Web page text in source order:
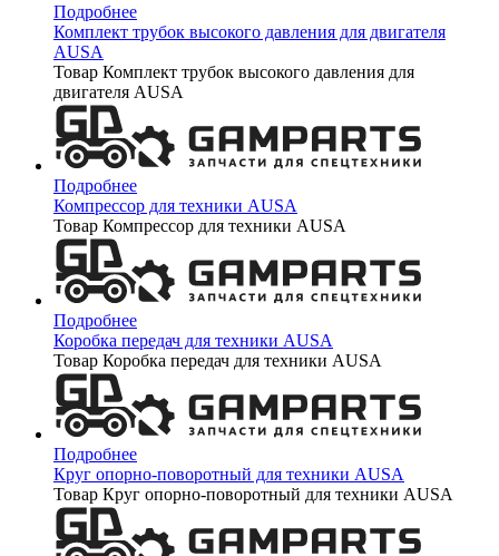
Подробнее
Комплект трубок высокого давления для двигателя
AUSA
Товар Комплект трубок высокого давления для
двигателя AUSA
Подробнее
Компрессор для техники AUSA
Товар Компрессор для техники AUSA
Подробнее
Коробка передач для техники AUSA
Товар Коробка передач для техники AUSA
Подробнее
Круг опорно-поворотный для техники AUSA
Товар Круг опорно-поворотный для техники AUSA